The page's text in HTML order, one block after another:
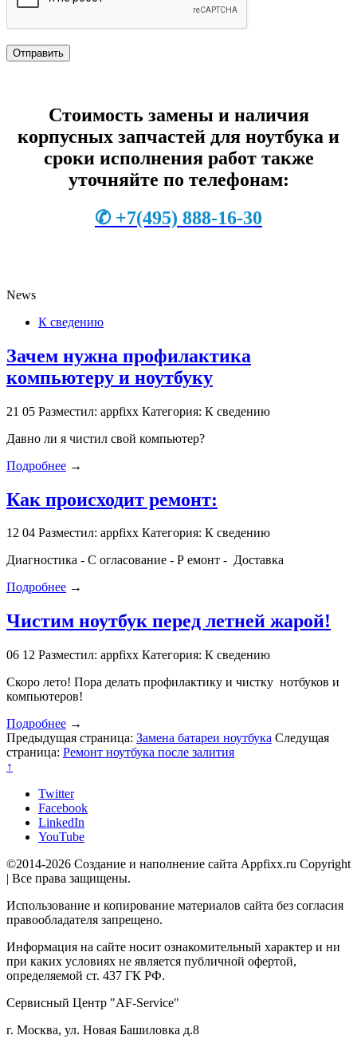
Стоимость замены и наличия
корпусных запчастей для ноутбука и
сроки исполнения работ также
уточняйте по телефонам:
✆ +7(495) 888-16-30
News
К сведению
Зачем нужна профилактика
компьютеру и ноутбуку
21 05 Разместил: appfixx Категория: К сведению
Давно ли я чистил свой компьютер?
Подробнее →
Как происходит ремонт:
12 04 Разместил: appfixx Категория: К сведению
Диагностика - С огласование - Р емонт - Доставка
Подробнее →
Чистим ноутбук перед летней жарой!
06 12 Разместил: appfixx Категория: К сведению
Скоро лето! Пора делать профилактику и чистку нотбуков и
компьютеров!
Подробнее →
Предыдущая страница: Замена батареи ноутбука Следущая
страница: Ремонт ноутбука после залития
↑
Twitter
Facebook
LinkedIn
YouTube
©2014-2026 Создание и наполнение сайта Appfixx.ru Copyright
| Все права защищены.
Использование и копирование материалов сайта без согласия
правообладателя запрещено.
Информация на сайте носит ознакомительный характер и ни
при каких условиях не является публичной офертой,
определяемой ст. 437 ГК РФ.
Сервисный Центр "AF-Service"
г. Москва, ул. Новая Башиловка д.8